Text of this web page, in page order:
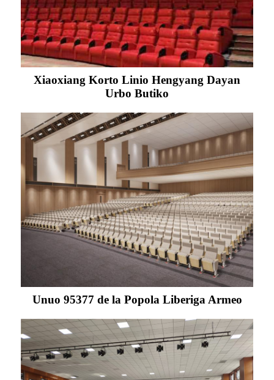
Xiaoxiang Korto Linio Hengyang Dayan
Urbo Butiko
Unuo 95377 de la Popola Liberiga Armeo